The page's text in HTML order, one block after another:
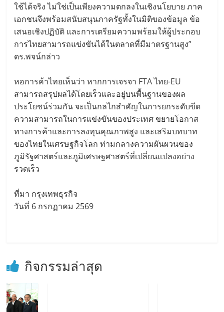
ใช้ได้จริง ไม่ใช่เป็นเพียงความตกลงในเชิงนโยบาย ภาค
เอกชนจึงพร้อมสนับสนุนภาครัฐทั้งในมิติของข้อมูล ข้อ
เสนอเชิงปฏิบัติ และการเตรียมความพร้อมให้ผู้ประกอบ
การไทยสามารถแข่งขันได้ในตลาดที่มีมาตรฐานสูง”
ดร.พจน์กล่าว
หอการค้าไทยเห็นว่า หากการเจรจา FTA ไทย-EU
สามารถสรุปผลได้โดยเร็วและอยู่บนพื้นฐานของผล
ประโยชน์ร่วมกัน จะเป็นกลไกสำคัญในการยกระดับขีด
ความสามารถในการแข่งขันของประเทศ ขยายโอกาส
ทางการค้าและการลงทุนคุณภาพสูง และเสริมบทบาท
ของไทยในเศรษฐกิจโลก ท่ามกลางความผันผวนของ
ภูมิรัฐศาสตร์และภูมิเศรษฐศาสตร์ที่เปลี่ยนแปลงอย่าง
รวดเร็ว
ที่มา กรุงเทพธุรกิจ
วันที่ 6 กรกฏาคม 2569
กิจกรรมล่าสุด